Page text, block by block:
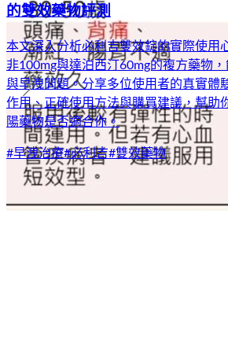
的雙效藥物評測
本文深入分析必利吉雙效錠的實際使用
非100mg與達泊西汀60mg的複方藥物
與早洩問題。分享多位使用者的真實體
作用、正確使用方法與購買建議，幫助
陽藥物是否適合你。
#早洩治療#必利吉#雙效藥物